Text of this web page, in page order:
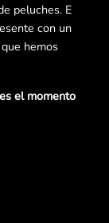
peluches. E
con un
hemos
el momento